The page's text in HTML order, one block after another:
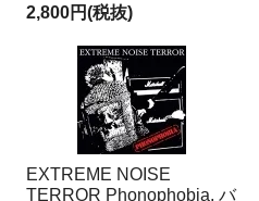
2,800円(税抜)
EXTREME NOISE
TERROR Phonophobia, バ